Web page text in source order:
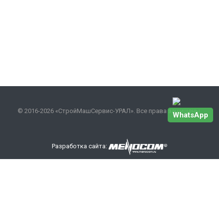
© 2016-2026 «СтройМашСервис-УРАЛ». Все права защищены.
Разработка сайта:
WhatsApp